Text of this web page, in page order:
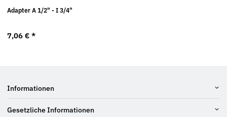
Adapter A 1/2" - I 3/4"
7,06 € *
Informationen
Gesetzliche Informationen